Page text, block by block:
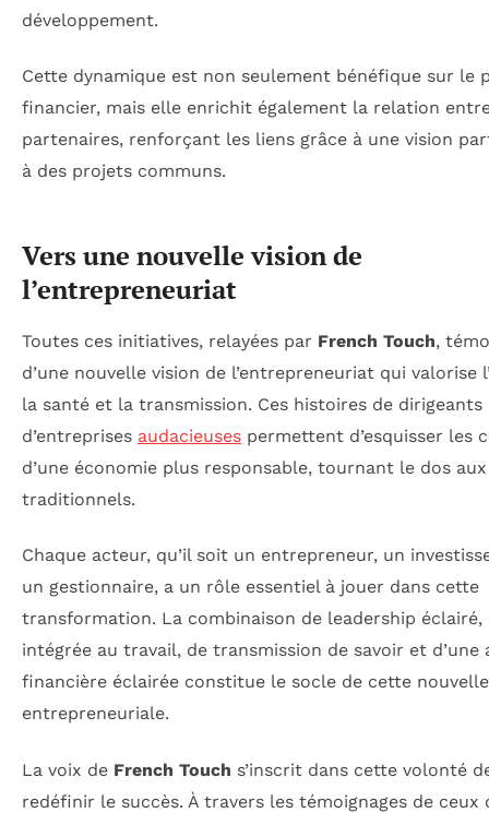
développement.
Cette dynamique est non seulement bénéfique sur le
financier, mais elle enrichit également la relation
partenaires, renforçant les liens grâce à une vision
à des projets communs.
Vers une nouvelle vision de
l’entrepreneuriat
Toutes ces initiatives, relayées par French Touch,
d’une nouvelle vision de l’entrepreneuriat qui valorise
la santé et la transmission. Ces histoires de dirigeants
d’entreprises audacieuses permettent d’esquisser les
d’une économie plus responsable, tournant le dos
traditionnels.
Chaque acteur, qu’il soit un entrepreneur, un
un gestionnaire, a un rôle essentiel à jouer dans cette
transformation. La combinaison de leadership éclairé,
intégrée au travail, de transmission de savoir et d’une
financière éclairée constitue le socle de cette
entrepreneuriale.
La voix de French Touch s’inscrit dans cette volonté
redéfinir le succès. À travers les témoignages de ceux